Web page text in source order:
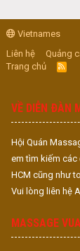
Vietnames
Liên hệ
Quảng
Trang chủ
R
S
VỀ DIỄN ĐÀN
Hội Quán
em tìm kiếm các
HCM cũng như
Vui lòng liên hệ
MASSAGE